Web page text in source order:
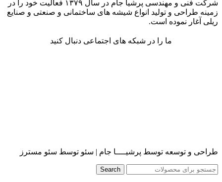
شرکت فنی و مهندسی پرشیا جام در سال ۱۳۷۹ فعالیت خود را در
زمینه طراحی و تولید انواع شیشه های ساختمانی و صنعتی و صنایع
ریلی آغار نموده است.
ما را در شبکه های اجتماعی دنبال کنید
طراحی و توسعه توسط پرشیــــا جام | سئو توسط سئو مسترز
Search